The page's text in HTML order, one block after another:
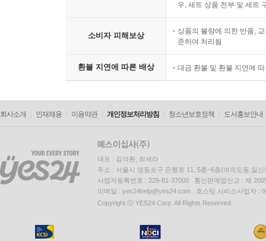
우, 세트 상품 전부 및 세트
소비자 피해보상
상품의 불량에 의한 반품,
준하여 처리됨
환불 지연에 따른 배상 대금 환불 및 환불 지연에
회사소개 인재채용 이용약관 개인정보처리방침 청소년보호정책 도서홍보안내
대표 : 김석환, 최세라
주소 : 서울시 영등포구 은행로 11, 5층~6층(여의도동,일신
사업자등록번호 : 229-81-37000 통신판매업신고 : 제
이메일 : yes24help@yes24.com 호스팅 서비스사업자 :
Copyright ⓒ YES24 Corp. All Rights Reserved.